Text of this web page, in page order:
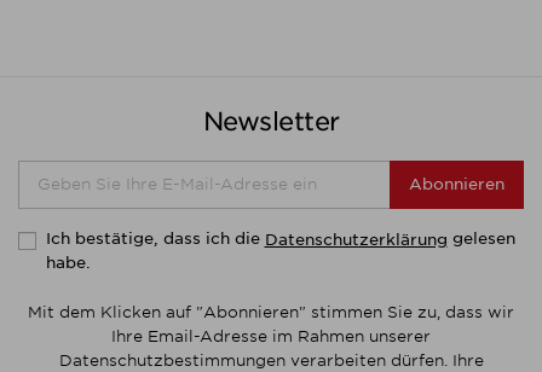
Newsletter
Abonnieren
Ich bestätige, dass ich die Datenschutzerklärung gelesen
habe.
Mit dem Klicken auf "Abonnieren" stimmen Sie zu, dass wir
Ihre Email-Adresse im Rahmen unserer
Datenschutzbestimmungen verarbeiten dürfen. Ihre